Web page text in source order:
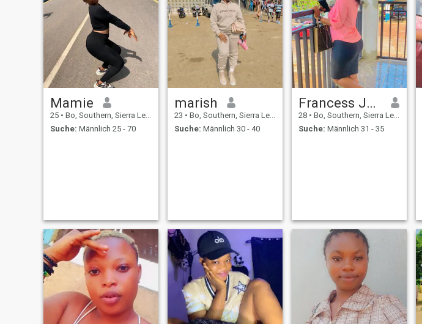
Mamie
25 • Bo, Southern, Sierra Leone
Suche: Männlich 25 - 70
marish
23 • Bo, Southern, Sierra Leone
Suche: Männlich 30 - 40
Francess Jeneba Mammy
28 • Bo, Southern, Sierra Leone
Suche: Männlich 31 - 35